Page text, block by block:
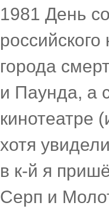
1981 День
города
и Паунда, а
кинотеатре
хотя
в к-й я
Серп и